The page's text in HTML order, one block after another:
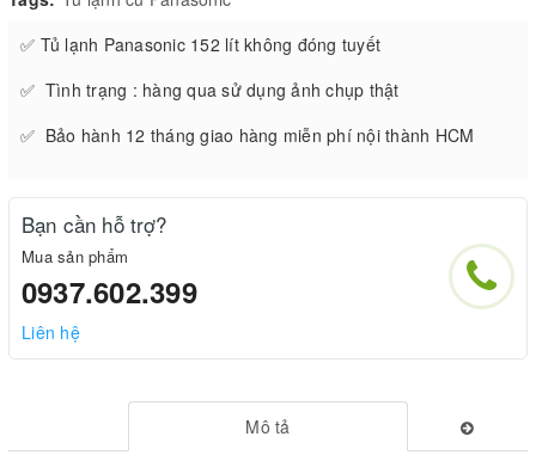
✅ Tủ lạnh Panasonic 152 lít không đóng tuyết
✅ Tình trạng : hàng qua sử dụng ảnh chụp thật
✅ Bảo hành 12 tháng giao hàng miễn phí nội thành HCM
Bạn cần hỗ trợ?
Mua sản phẩm
0937.602.399
Liên hệ
Mô tả